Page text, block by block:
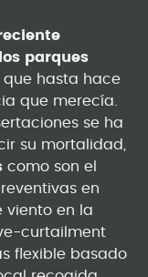
parques
que hasta hace
que merecía.
se ha
su mortalidad,
como son el
en
viento en la
curtailment
flexible basado